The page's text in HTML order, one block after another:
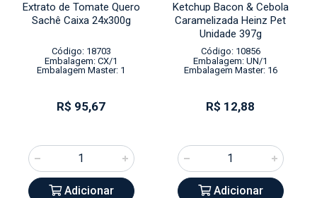
Extrato de Tomate Quero
Sachê Caixa 24x300g
Código: 18703
Embalagem: CX/1
Embalagem Master: 1
R$ 95,67
Adicionar
Ketchup Bacon & Cebola
Caramelizada Heinz Pet
Unidade 397g
Código: 10856
Embalagem: UN/1
Embalagem Master: 16
R$ 12,88
Adicionar